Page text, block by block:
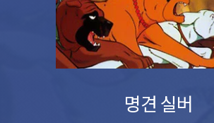
명견 실버